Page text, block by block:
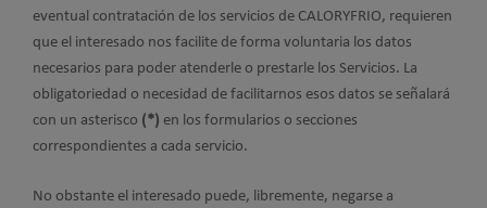
eventual contratación de los servicios de CALORYFRIO, requieren
que el interesado nos facilite de forma voluntaria los datos
necesarios para poder atenderle o prestarle los Servicios. La
obligatoriedad o necesidad de facilitarnos esos datos se señalará
con un asterisco (*) en los formularios o secciones
correspondientes a cada servicio.
No obstante el interesado puede, libremente, negarse a